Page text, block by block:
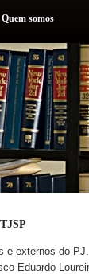
Quem somos
e externos do
Eduardo